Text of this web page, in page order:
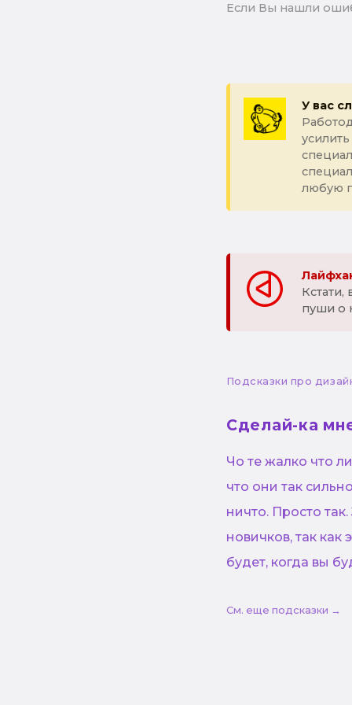
Если Вы нашли
У вас
любую
пуши о
Подсказки про
Сделай-ка
Чо те жалко что
что они так
ничто. Просто
новичков, так как
будет, когда вы
См. еще подсказки →